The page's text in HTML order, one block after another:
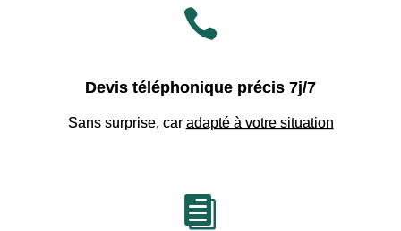

Devis téléphonique précis 7j/7
Sans surprise, car adapté à votre situation
